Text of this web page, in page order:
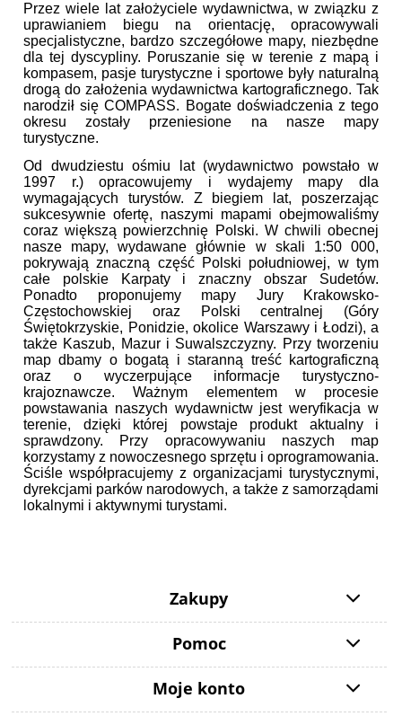
Przez wiele lat założyciele wydawnictwa, w związku z
uprawianiem biegu na orientację, opracowywali
specjalistyczne, bardzo szczegółowe mapy, niezbędne
dla tej dyscypliny. Poruszanie się w terenie z mapą i
kompasem, pasje turystyczne i sportowe były naturalną
drogą do założenia wydawnictwa kartograficznego. Tak
narodził się COMPASS. Bogate doświadczenia z tego
okresu zostały przeniesione na nasze mapy
turystyczne.
Od dwudziestu ośmiu lat (wydawnictwo powstało w
1997 r.) opracowujemy i wydajemy mapy dla
wymagających turystów. Z biegiem lat, poszerzając
sukcesywnie ofertę, naszymi mapami obejmowaliśmy
coraz większą powierzchnię Polski. W chwili obecnej
nasze mapy, wydawane głównie w skali 1:50 000,
pokrywają znaczną część Polski południowej, w tym
całe polskie Karpaty i znaczny obszar Sudetów.
Ponadto proponujemy mapy Jury Krakowsko-
Częstochowskiej oraz Polski centralnej (Góry
Świętokrzyskie, Ponidzie, okolice Warszawy i Łodzi), a
także Kaszub, Mazur i Suwalszczyzny. Przy tworzeniu
map dbamy o bogatą i staranną treść kartograficzną
oraz o wyczerpujące informacje turystyczno-
krajoznawcze. Ważnym elementem w procesie
powstawania naszych wydawnictw jest weryfikacja w
terenie, dzięki której powstaje produkt aktualny i
sprawdzony. Przy opracowywaniu naszych map
korzystamy z nowoczesnego sprzętu i oprogramowania.
Ściśle współpracujemy z organizacjami turystycznymi,
dyrekcjami parków narodowych, a także z samorządami
lokalnymi i aktywnymi turystami.
Zakupy
Pomoc
Moje konto